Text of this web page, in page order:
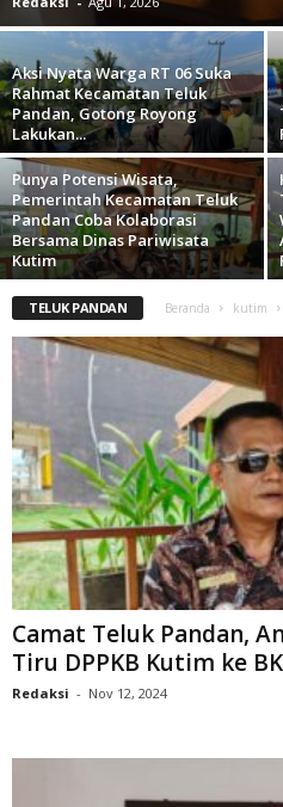
Aksi Nyata Warga RT 06 Suka
Rahmat Kecamatan Teluk
Pandan, Gotong Royong
Lakukan...
Punya Potensi Wisata,
Pemerintah Kecamatan Teluk
Pandan Coba Kolaborasi
Bersama Dinas Pariwisata
Kutim
TELUK PANDAN Beranda kutim
Camat Teluk Pandan,
Tiru DPPKB Kutim ke
Redaksi - Nov 12, 2024